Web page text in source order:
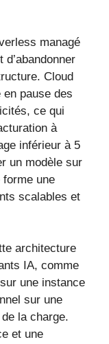
managé
Cloud
pause des
ce qui
à
inférieur à 5
un modèle sur
une
scalables et
architecture
IA, comme
une instance
sur une
la charge.
et une